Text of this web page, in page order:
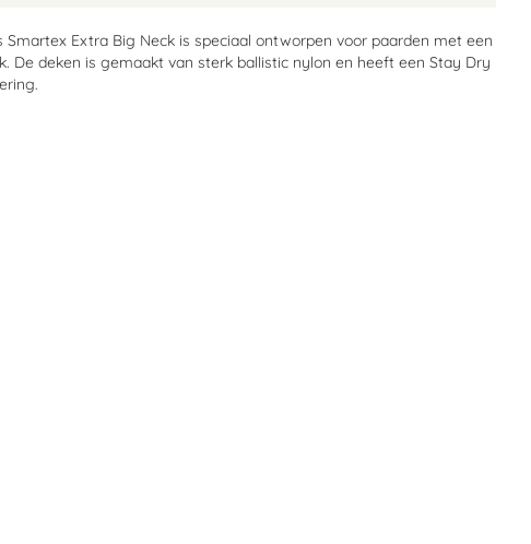
Smartex Extra Big Neck is speciaal ontworpen voor paarden met een
De deken is gemaakt van sterk ballistic nylon en heeft een Stay Dry